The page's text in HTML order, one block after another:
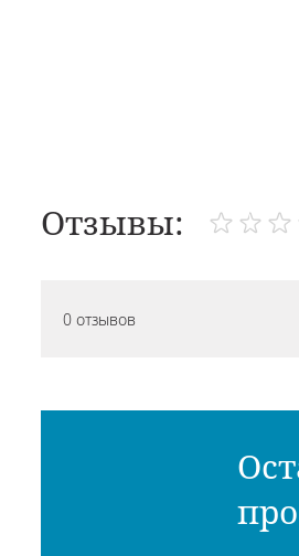
Отзывы:
0 отзывов